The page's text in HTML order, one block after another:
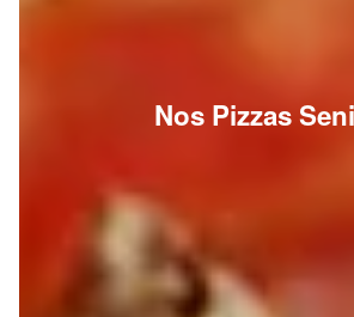
Nos Pizzas